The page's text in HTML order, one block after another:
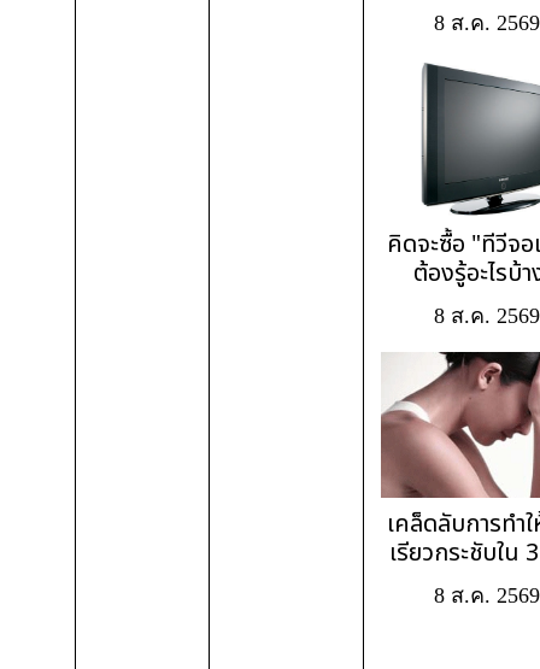
8 ส.ค. 2569
คิดจะซื้อ "ทีวีจ
ต้องรู้อะไรบ้า
8 ส.ค. 2569
เคล็ดลับการทำ
เรียวกระชับใน
8 ส.ค. 2569